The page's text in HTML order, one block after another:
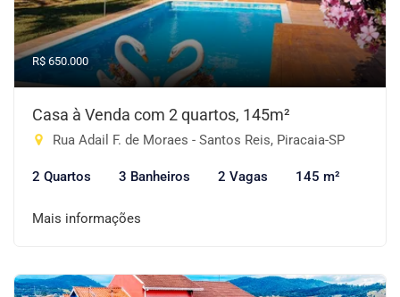
R$ 650.000
Casa à Venda com 2 quartos, 145m²
Rua Adail F. de Moraes - Santos Reis, Piracaia-SP
2 Quartos 3 Banheiros 2 Vagas 145 m²
Mais informações